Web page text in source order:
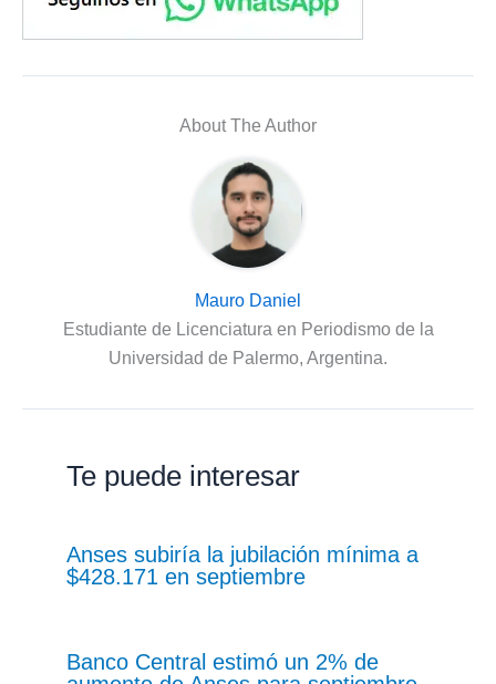
About The Author
Mauro Daniel
Estudiante de Licenciatura en Periodismo de la
Universidad de Palermo, Argentina.
Te puede interesar
Anses subiría la jubilación mínima a
$428.171 en septiembre
Banco Central estimó un 2% de